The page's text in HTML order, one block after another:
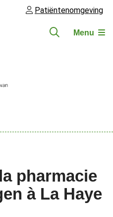
Patiëntenomgeving
Menu
pharmacie
à La Haye